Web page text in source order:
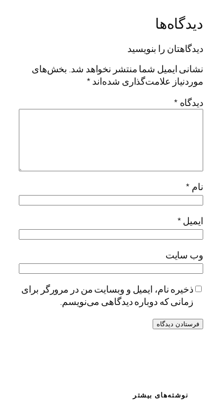
دیدگاه‌ها
دیدگاهتان را بنویسید
نشانی ایمیل شما منتشر نخواهد شد. بخش‌های
موردنیاز علامت‌گذاری شده‌اند*
دیدگاه *
نام *
ایمیل*
وب‌ سایت
ذخیره نام، ایمیل و وبسایت من در مرورگر برای
زمانی که دوباره دیدگاهی می‌نویسم.
نوشته‌های بیشتر